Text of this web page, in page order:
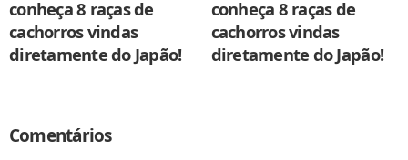
conheça 8 raças de
cachorros vindas
diretamente do Japão!
conheça 8 raças de
cachorros vindas
diretamente do Japão!
Comentários